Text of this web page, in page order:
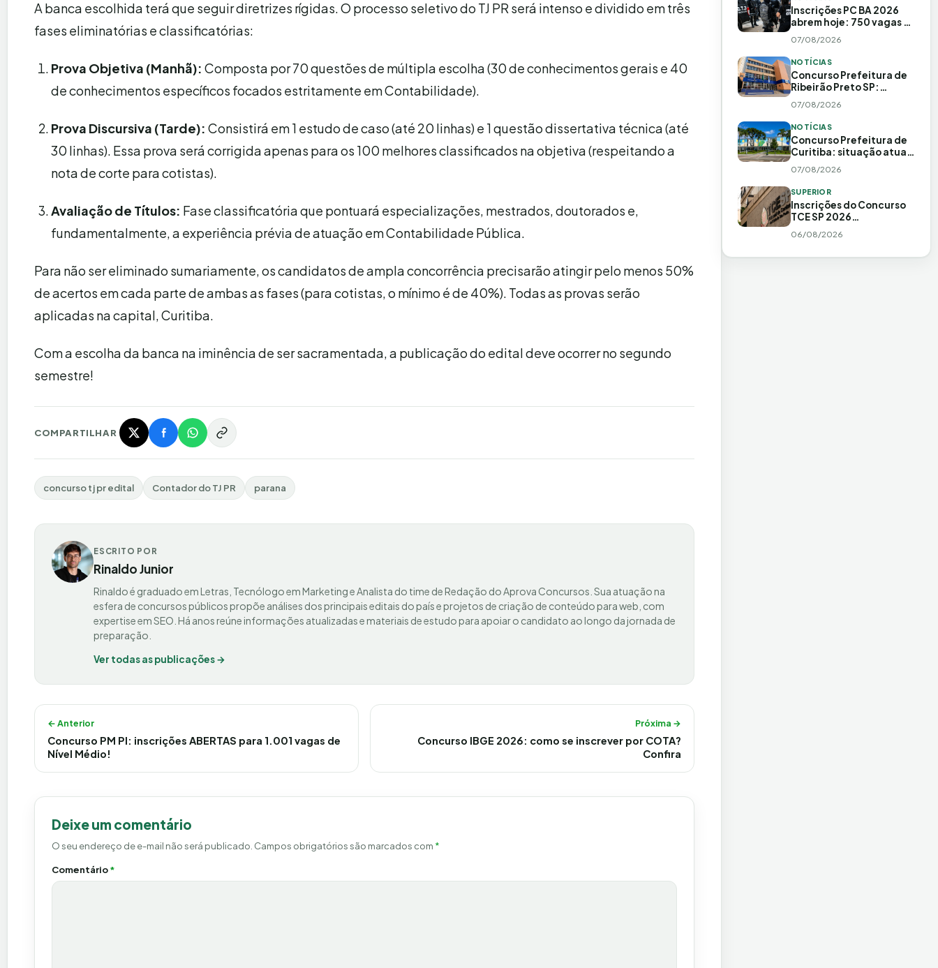
A banca escolhida terá que seguir diretrizes rígidas. O processo seletivo do TJ PR será intenso e dividido em três
fases eliminatórias e classificatórias:
Prova Objetiva (Manhã): Composta por 70 questões de múltipla escolha (30 de conhecimentos gerais e 40
de conhecimentos específicos focados estritamente em Contabilidade).
Prova Discursiva (Tarde): Consistirá em 1 estudo de caso (até 20 linhas) e 1 questão dissertativa técnica (até
30 linhas). Essa prova será corrigida apenas para os 100 melhores classificados na objetiva (respeitando a
nota de corte para cotistas).
Avaliação de Títulos: Fase classificatória que pontuará especializações, mestrados, doutorados e,
fundamentalmente, a experiência prévia de atuação em Contabilidade Pública.
Para não ser eliminado sumariamente, os candidatos de ampla concorrência precisarão atingir pelo menos 50%
de acertos em cada parte de ambas as fases (para cotistas, o mínimo é de 40%). Todas as provas serão
aplicadas na capital, Curitiba.
Com a escolha da banca na iminência de ser sacramentada, a publicação do edital deve ocorrer no segundo
semestre!
COMPARTILHAR
concurso tj pr edital Contador do TJ PR parana
ESCRITO POR
Rinaldo Junior
Rinaldo é graduado em Letras, Tecnólogo em Marketing e Analista do time de Redação do Aprova Concursos. Sua atuação na
esfera de concursos públicos propõe análises dos principais editais do país e projetos de criação de conteúdo para web, com
expertise em SEO. Há anos reúne informações atualizadas e materiais de estudo para apoiar o candidato ao longo da jornada de
preparação.
Ver todas as publicações →
Navegação de Post
← Anterior
Concurso PM PI: inscrições ABERTAS para 1.001 vagas de
Nível Médio!
Próxima →
Concurso IBGE 2026: como se inscrever por COTA?
Confira
Deixe um comentário
O seu endereço de e-mail não será publicado. Campos obrigatórios são marcados com *
Comentário*
Inscrições PC BA 2026
abrem hoje: 750 vagas e
07/08/2026
NOTÍCIAS
Concurso Prefeitura de
Ribeirão Preto SP:
histórico
07/08/2026
NOTÍCIAS
Concurso Prefeitura de
Curitiba: situação atual,
previstas
07/08/2026
SUPERIOR
Inscrições do Concurso
TCE SP 2026
agosto!
06/08/2026